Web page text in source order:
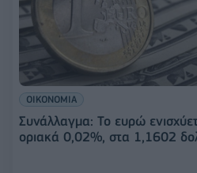
ΟΙΚΟΝΟΜΙΑ
Συνάλλαγμα: Το ευρώ
οριακά 0,02%, στα 1,1602